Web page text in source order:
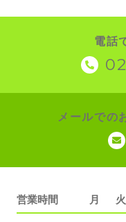
電話
メールでの
営業時間 月 火